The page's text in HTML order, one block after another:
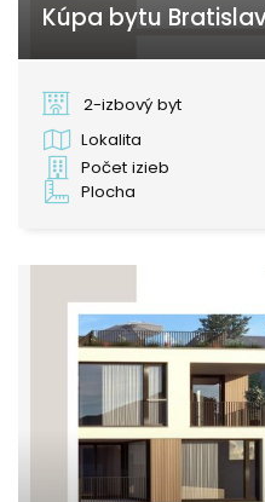
Kúpa bytu
2-izbový byt
Lokalita
Počet izieb
Plocha